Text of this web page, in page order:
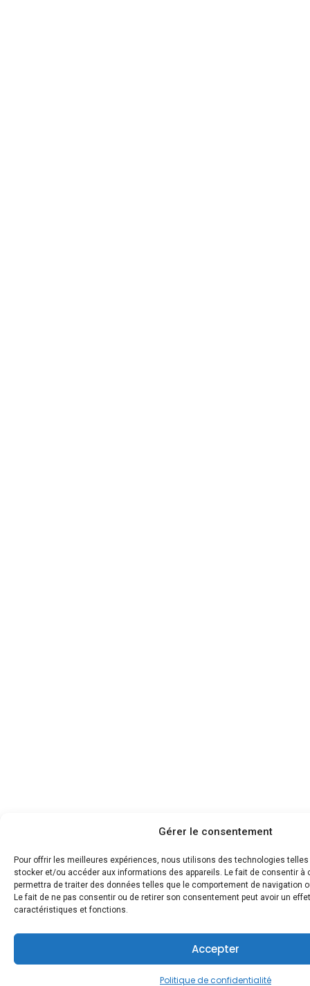
Gérer le consentement
Pour offrir les meilleures expériences, nous utilisons des technologies
stocker et/ou accéder aux informations des appareils. Le fait de consentir à
permettra de traiter des données telles que le comportement de navigation
Le fait de ne pas consentir ou de retirer son consentement peut avoir un
caractéristiques et fonctions.
Accepter
Politique de confidentialité